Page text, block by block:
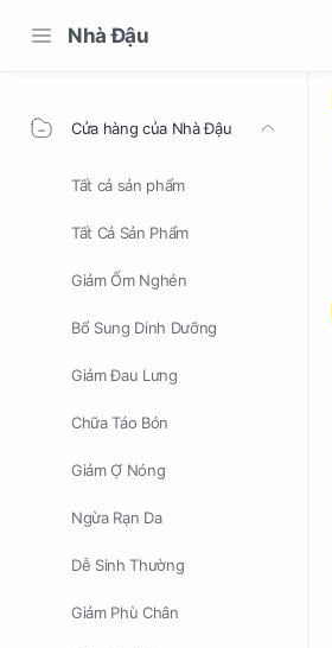
Nhà Đậu
Cửa hàng của Nhà Đậu
Tất cả sản phẩm
Tất Cả Sản Phẩm
Giảm Ốm Nghén
Bổ Sung Dinh Dưỡng
Giảm Đau Lưng
Chữa Táo Bón
Giảm Ợ Nóng
Ngừa Rạn Da
Dễ Sinh Thường
Giảm Phù Chân